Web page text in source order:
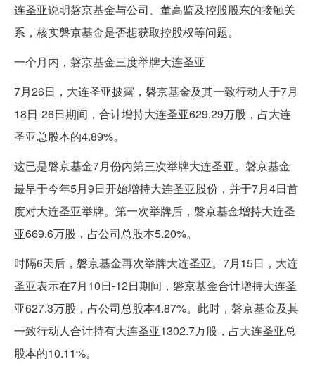
连圣亚说明磐京基金与公司、董高监及控股股东的接触关
系，核实磐京基金是否想获取控股权等问题。
一个月内，磐京基金三度举牌大连圣亚
7月26日，大连圣亚披露，磐京基金及其一致行动人于7月
18日-26日期间，合计增持大连圣亚629.29万股，占大连
圣亚总股本的4.89%。
这已是磐京基金7月份内第三次举牌大连圣亚。磐京基金
最早于今年5月9日开始增持大连圣亚股份，并于7月4日首
度对大连圣亚举牌。第一次举牌后，磐京基金增持大连圣
亚669.6万股，占公司总股本5.20%。
时隔6天后，磐京基金再次举牌大连圣亚。7月15日，大连
圣亚表示在7月10日-12日期间，磐京基金合计增持大连圣
亚627.3万股，占公司总股本4.87%。此时，磐京基金及其
一致行动人合计持有大连圣亚1302.7万股，占大连圣亚总
股本的10.11%。